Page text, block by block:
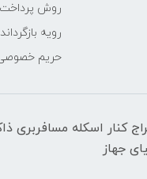
روش پرداخت
رویه‌
حریم